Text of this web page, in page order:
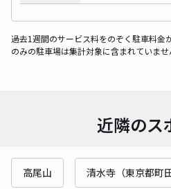
過去1週間のサービス料をのぞく駐車料金
のみの駐車場は集計対象に含まれていませ
近隣のス
高尾山 清水寺（東京都町田